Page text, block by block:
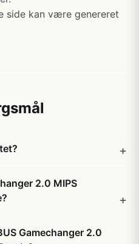
side kan være genereret
2.0 MIPS
Gamechanger 2.0